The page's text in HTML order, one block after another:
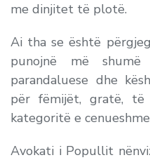
me dinjitet të plotë.
Ai tha se është
punojnë më
parandaluese dhe
për fëmijët, gratë,
kategoritë e
Avokati i Popullit